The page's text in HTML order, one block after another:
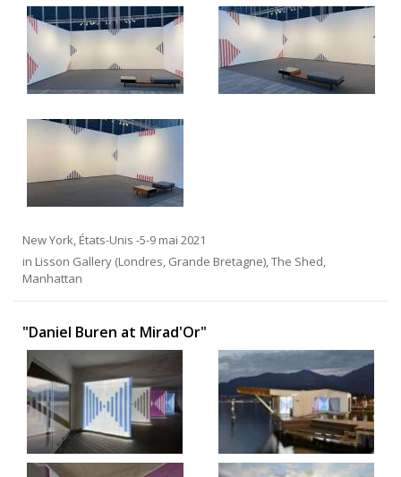
New York, États-Unis -5-9 mai 2021
in Lisson Gallery (Londres, Grande Bretagne), The Shed,
Manhattan
"Daniel Buren at Mirad'Or"